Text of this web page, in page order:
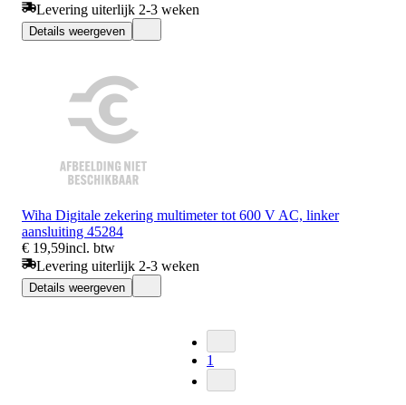
Levering uiterlijk 2-3 weken
Details weergeven
Wiha Digitale zekering multimeter tot 600 V AC, linker
aansluiting 45284
€ 19,59incl. btw
Levering uiterlijk 2-3 weken
Details weergeven
1